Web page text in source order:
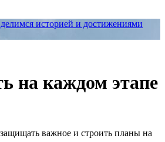
историей и достижениями
на каждом этапе
важное и строить планы на